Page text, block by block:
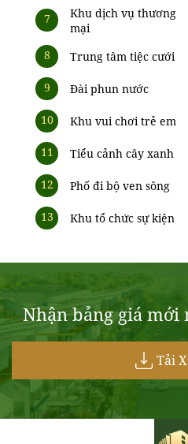
7
Khu dịch vụ thương
mại
8
Trung tâm tiệc cưới
9 Đài phun nước
10 Khu vui chơi trẻ em
11 Tiểu cảnh cây xanh
12 Phố đi bộ ven sông
13 Khu tổ chức sự kiện
Nhận bảng giá mới
Tải